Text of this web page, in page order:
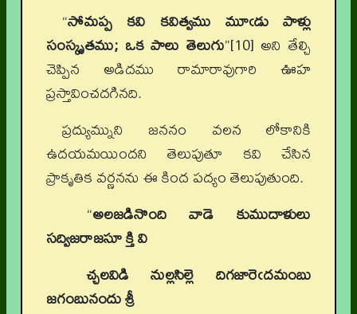
“సోమప్ప కవి కవిత్వము మూఁడు పాళ్లు
సంస్కృతము; ఒక పాలు తెలుగు”[10] అని తేల్చి
చెప్పిన అడిదము రామారావుగారి ఊహ
ప్రస్తావించదగినది.
ప్రద్యుమ్నుని జననం వలన లోకానికి
ఉదయమయిందని తెలుపుతూ కవి చేసిన
ప్రాకృతిక వర్ణనను ఈ కింద పద్యం తెలుపుతుంది.
“అలజడినొంది వాడె కుముదాళులు
సద్విజరాజసూ క్తి వి
చ్చలవిడి నుల్లసిల్లె దిగజారెఁదమంబు
జగంబునందు శ్రీ